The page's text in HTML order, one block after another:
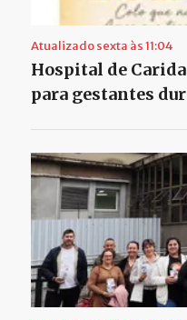
Atualizado sexta às 11:04
Hospital de
para gestantes